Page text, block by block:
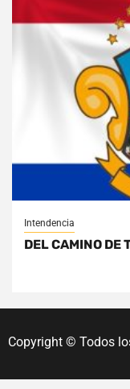
Intendencia
DEL CAMINO DE
Copyright © Todos